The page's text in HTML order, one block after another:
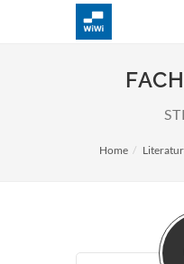
Home Literatur